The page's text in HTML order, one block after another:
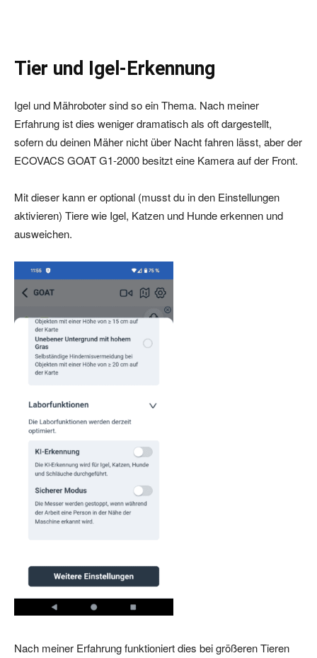
Tier und Igel-Erkennung
Igel und Mähroboter sind so ein Thema. Nach meiner
Erfahrung ist dies weniger dramatisch als oft dargestellt,
sofern du deinen Mäher nicht über Nacht fahren lässt, aber der
ECOVACS GOAT G1-2000 besitzt eine Kamera auf der Front.
Mit dieser kann er optional (musst du in den Einstellungen
aktivieren) Tiere wie Igel, Katzen und Hunde erkennen und
ausweichen.
Nach meiner Erfahrung funktioniert dies bei größeren Tieren